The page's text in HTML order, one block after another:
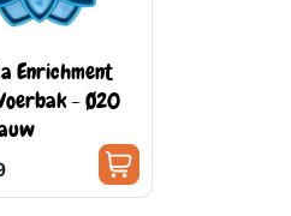
Enrichment
- Ø20